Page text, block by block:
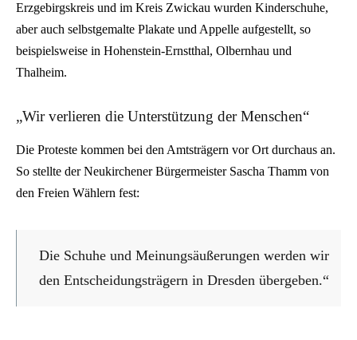
Erzgebirgskreis und im Kreis Zwickau wurden Kinderschuhe,
aber auch selbstgemalte Plakate und Appelle aufgestellt, so
beispielsweise in Hohenstein-Ernstthal, Olbernhau und
Thalheim.
„Wir verlieren die Unterstützung der Menschen“
Die Proteste kommen bei den Amtsträgern vor Ort durchaus an.
So stellte der Neukirchener Bürgermeister Sascha Thamm von
den Freien Wählern fest:
Die Schuhe und Meinungsäußerungen werden wir
den Entscheidungsträgern in Dresden übergeben.“